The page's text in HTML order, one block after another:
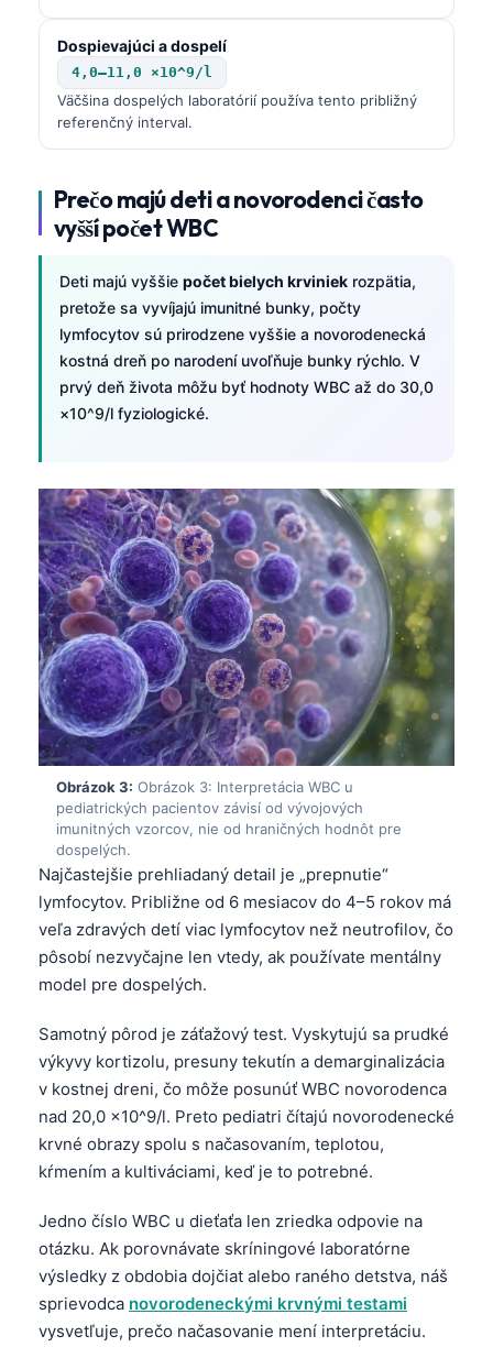
Dospievajúci a dospelí
4,0–11,0 ×10^9/l
Väčšina dospelých laboratórií používa tento približný
referenčný interval.
Prečo majú deti a novorodenci často
vyšší počet WBC
Deti majú vyššie počet bielych krviniek rozpätia,
pretože sa vyvíjajú imunitné bunky, počty
lymfocytov sú prirodzene vyššie a novorodenecká
kostná dreň po narodení uvoľňuje bunky rýchlo. V
prvý deň života môžu byť hodnoty WBC až do 30,0
×10^9/l fyziologické.
Obrázok 3: Obrázok 3: Interpretácia WBC u
pediatrických pacientov závisí od vývojových
imunitných vzorcov, nie od hraničných hodnôt pre
dospelých.
Najčastejšie prehliadaný detail je „prepnutie“
lymfocytov. Približne od 6 mesiacov do 4–5 rokov má
veľa zdravých detí viac lymfocytov než neutrofilov, čo
pôsobí nezvyčajne len vtedy, ak používate mentálny
model pre dospelých.
Samotný pôrod je záťažový test. Vyskytujú sa prudké
výkyvy kortizolu, presuny tekutín a demarginalizácia
v kostnej dreni, čo môže posunúť WBC novorodenca
nad 20,0 ×10^9/l. Preto pediatri čítajú novorodenecké
krvné obrazy spolu s načasovaním, teplotou,
kŕmením a kultiváciami, keď je to potrebné.
Jedno číslo WBC u dieťaťa len zriedka odpovie na
otázku. Ak porovnávate skríningové laboratórne
výsledky z obdobia dojčiat alebo raného detstva, náš
sprievodca novorodeneckými krvnými testami
vysvetľuje, prečo načasovanie mení interpretáciu.